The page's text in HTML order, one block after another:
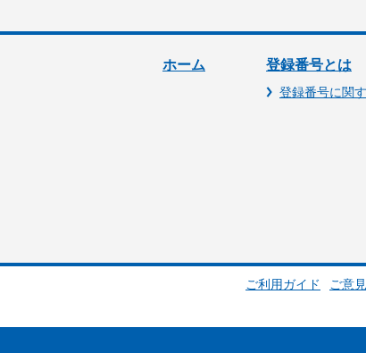
ホーム 登録番号とは
登録番号に関
ご利用ガイド ご意